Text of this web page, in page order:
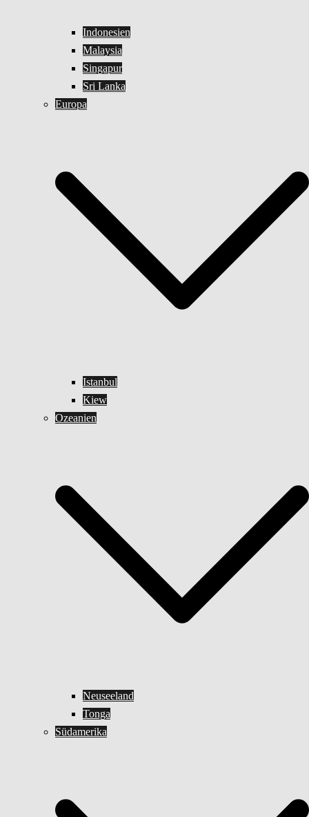
Indonesien
Malaysia
Singapur
Sri Lanka
Europa
Istanbul
Kiew
Ozeanien
Neuseeland
Tonga
Südamerika